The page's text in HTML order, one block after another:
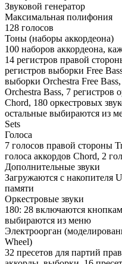
Звуковой генератор
Максимальная полифония
128 голосов
Тоны (наборы аккордеона)
100 наборов аккордеона,
14 регистров правой
регистров выборки Free
выборки Orchestra Free
Orchestra Bass, 7 регистров
Chord, 180 оркестровых
остальные выбираются из
Sets
Голоса
7 голосов правой стороны
голоса аккордов Chord, 2
Дополнительные звуки
Загружаются с накопителя
памяти
Оркестровые звуки
180: 28 включаются
выбираются из меню
Электроорган
Wheel)
32 пресетов для партий